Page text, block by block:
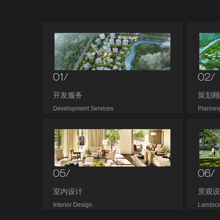
01/
开发服务
Development Services
02/
策划
05/
室内设计
Interior Design
06/
景观